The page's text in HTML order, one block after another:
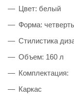
Цвет: белый
Форма:
Стилистика
Объем: 160 л
Комплектация:
Каркас